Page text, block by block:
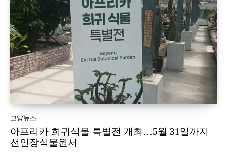
고양뉴스
아프리카 희귀식물 특별전 개최…5월 31일까지
선인장식물원서